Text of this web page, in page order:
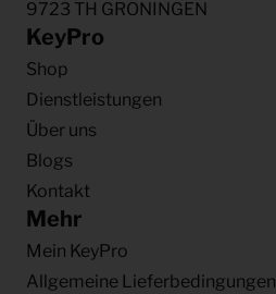
9723 TH GRONINGEN
KeyPro
Shop
Dienstleistungen
Über uns
Blogs
Kontakt
Mehr
Mein KeyPro
Allgemeine Lieferbedingungen